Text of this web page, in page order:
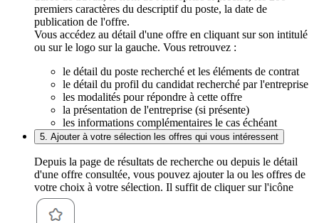
premiers caractères du descriptif du poste, la date de
publication de l'offre.
Vous accédez au détail d'une offre en cliquant sur son intitulé
ou sur le logo sur la gauche. Vous retrouvez :
le détail du poste recherché et les éléments de contrat
le détail du profil du candidat recherché par l'entreprise
les modalités pour répondre à cette offre
la présentation de l'entreprise (si présente)
les informations complémentaires le cas échéant
5. Ajouter à votre sélection les offres qui vous intéressent
Depuis la page de résultats de recherche ou depuis le détail
d'une offre consultée, vous pouvez ajouter la ou les offres de
votre choix à votre sélection. Il suffit de cliquer sur l'icône